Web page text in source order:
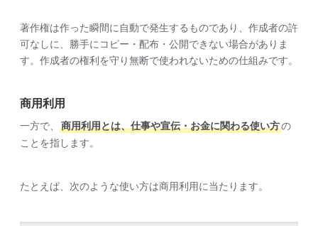
著作権は作った瞬間に自動で発生するものであり、作成者の許
可なしに、勝手にコピー・配布・公開できない場合がありま
す。作成者の権利を守り無断で使われないための仕組みです。
商用利用
一方で、 商用利用とは、仕事や宣伝・お金に関わる使い方の
ことを指します。
たとえば、次のような使い方は商用利用に当たります。